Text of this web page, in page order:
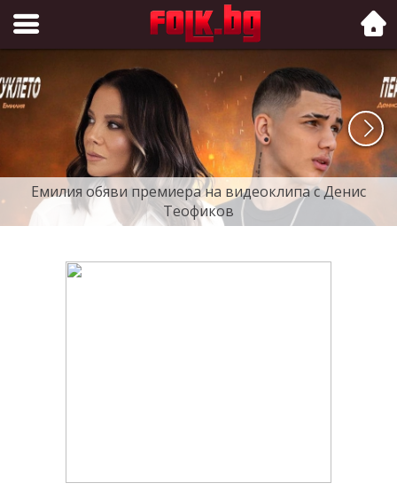
Folk.bg
Емилия обяви премиера на видеоклипа с Денис
Теофиков